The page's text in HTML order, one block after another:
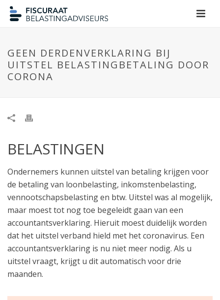
GEEN DERDENVERKLARING BIJ
UITSTEL BELASTINGBETALING DOOR
CORONA
BELASTINGEN
Ondernemers kunnen uitstel van betaling krijgen voor
de betaling van loonbelasting, inkomstenbelasting,
vennootschapsbelasting en btw. Uitstel was al mogelijk,
maar moest tot nog toe begeleidt gaan van een
accountantsverklaring. Hieruit moest duidelijk worden
dat het uitstel verband hield met het coronavirus. Een
accountantsverklaring is nu niet meer nodig. Als u
uitstel vraagt, krijgt u dit automatisch voor drie
maanden.